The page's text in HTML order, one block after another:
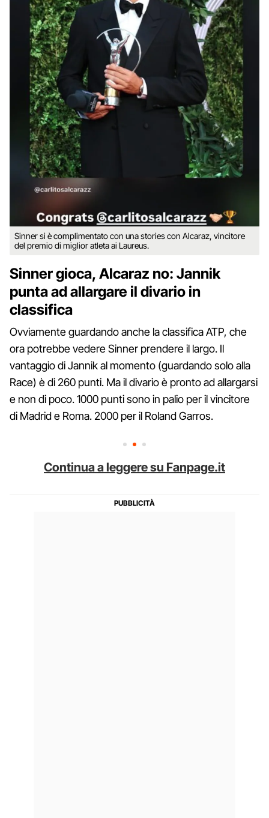
Sinner si è complimentato con una stories con Alcaraz, vincitore
del premio di miglior atleta ai Laureus.
Sinner gioca, Alcaraz no: Jannik
punta ad allargare il divario in
classifica
Ovviamente guardando anche la classifica ATP, che
ora potrebbe vedere Sinner prendere il largo. Il
vantaggio di Jannik al momento (guardando solo alla
Race) è di 260 punti. Ma il divario è pronto ad allargarsi
e non di poco. 1000 punti sono in palio per il vincitore
di Madrid e Roma. 2000 per il Roland Garros.
Continua a leggere su Fanpage.it